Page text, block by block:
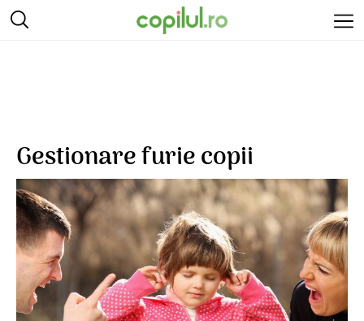
Gestionare furie copii